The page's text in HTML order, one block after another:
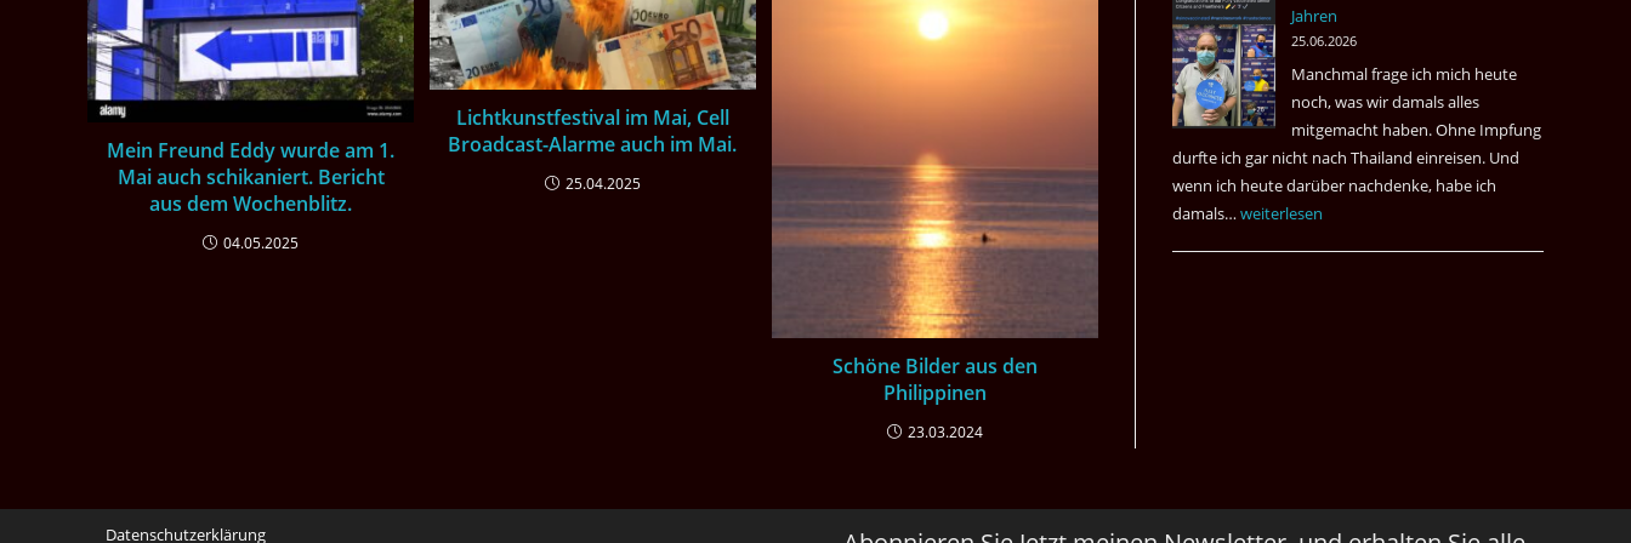
Mein Freund Eddy wurde am 1.
Mai auch schikaniert. Bericht
aus dem Wochenblitz.
04.05.2025
Lichtkunstfestival im Mai, Cell
Broadcast-Alarme auch im Mai.
25.04.2025
Schöne Bilder aus den
Philippinen
23.03.2024
&
May
Das
Desaster
Spiel
Jahren
25.06.2026
Manchmal frage ich mich heute
noch, was wir damals alles
mitgemacht haben. Ohne Impfung
durfte ich gar nicht nach Thailand einreisen. Und
wenn ich heute darüber nachdenke, habe ich
damals…Das
vier
weiterlesen
Datenschutzerklärung